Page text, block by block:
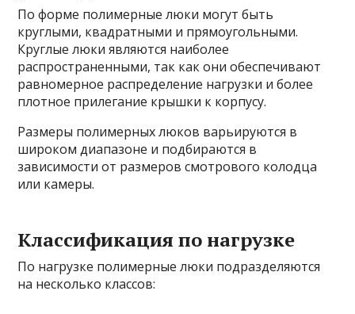
По форме полимерные люки могут быть
круглыми, квадратными и прямоугольными.
Круглые люки являются наиболее
распространенными, так как они обеспечивают
равномерное распределение нагрузки и более
плотное прилегание крышки к корпусу.
Размеры полимерных люков варьируются в
широком диапазоне и подбираются в
зависимости от размеров смотрового колодца
или камеры.
Классификация по нагрузке
По нагрузке полимерные люки подразделяются
на несколько классов: